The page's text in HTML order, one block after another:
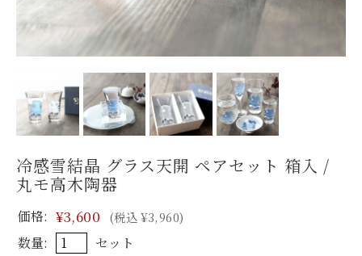
冷感雪結晶 グラス天開 ペアセット 箱入 /
丸モ高木陶器
価格: ¥3,600 (税込 ¥3,960)
数量:
セット